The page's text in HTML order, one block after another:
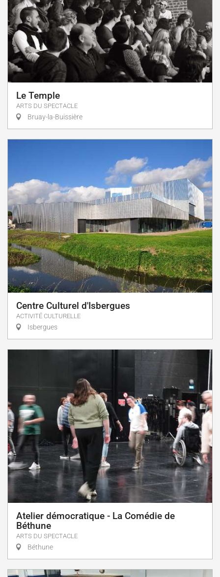
Le Temple
ARTS DU SPECTACLE
Bruay-la-Buissière
Centre Culturel d'Isbergues
ACTIVITÉ CULTURELLE
Isbergues
Atelier démocratique - La Comédie de
Béthune
ARTS DU SPECTACLE
Béthune